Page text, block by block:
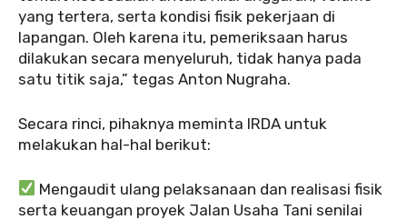
yang tertera, serta kondisi fisik pekerjaan di
lapangan. Oleh karena itu, pemeriksaan harus
dilakukan secara menyeluruh, tidak hanya pada
satu titik saja,” tegas Anton Nugraha.
Secara rinci, pihaknya meminta IRDA untuk
melakukan hal-hal berikut:
Mengaudit ulang pelaksanaan dan realisasi fisik
serta keuangan proyek Jalan Usaha Tani senilai